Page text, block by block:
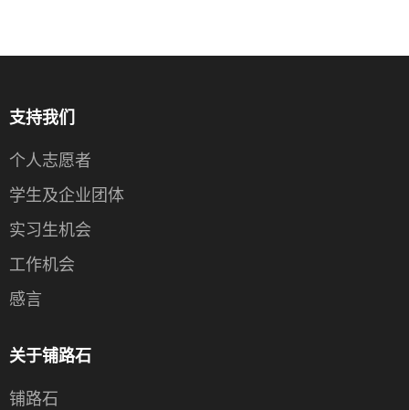
支持我们
个人志愿者
学生及企业团体
实习生机会
工作机会
感言
关于铺路石
铺路石